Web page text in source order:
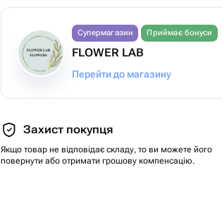
Супермагазин Приймає бонуси
FLOWER LAB
Перейти до магазину
Захист покупця
Якщо товар не відповідає складу, то ви можете його
повернути або отримати грошову компенсацію.